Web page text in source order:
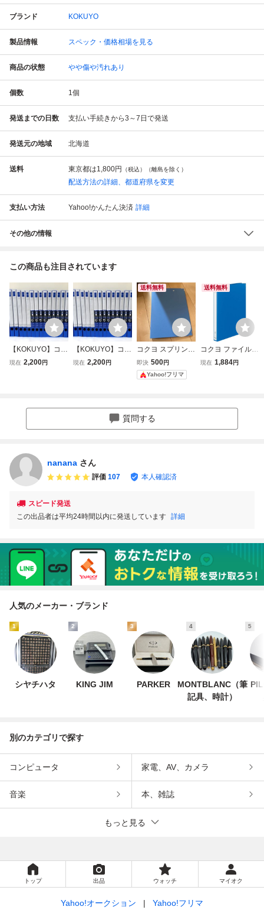
ブランド KOKUYO
製品情報 スペック・価格相場を見る
商品の状態 やや傷や汚れあり
個数 1個
発送までの日数 支払い手続きから3～7日で発送
発送元の地域 北海道
送料 東京都は1,800円 （税込）（離島を除く）
配送方法の詳細、都道府県を変更
支払い方法 Yahoo!かんたん決済 詳細
その他の情報
この商品も注目されています
【KOKUYO】コク
ヨ リングファイル
現在 2,200円
【KOKUYO】コク
ヨ リングファイル
現在 2,200円
送料無料
コクヨ スプリング
ファイル A4縦 青
フ-230NB 1冊
即決 500円
Yahoo!フリマ
送料無料
コクヨ ファイル
リングファイル A
現在 1,884円
質問する
nanana さん
評価 107 本人確認済
スピード発送
この出品者は平均24時間以内に発送しています 詳細
人気のメーカー・ブランド
1
シヤチハタ
2
KING JIM
3
PARKER
4
MONTBLANC（筆
記具、時計）
5
別のカテゴリで探す
コンピュータ 家電、AV、カメラ
音楽 本、雑誌
もっと見る
トップ 出品 ウォッチ マイオク
Yahoo!オークション Yahoo!フリマ